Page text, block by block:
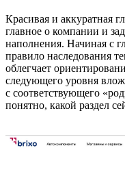
Красивая и аккуратная
главное о компании и
наполнения. Начиная с
правило наследования
облегчает
следующего уровня
с соответствующего
понятно, какой раздел